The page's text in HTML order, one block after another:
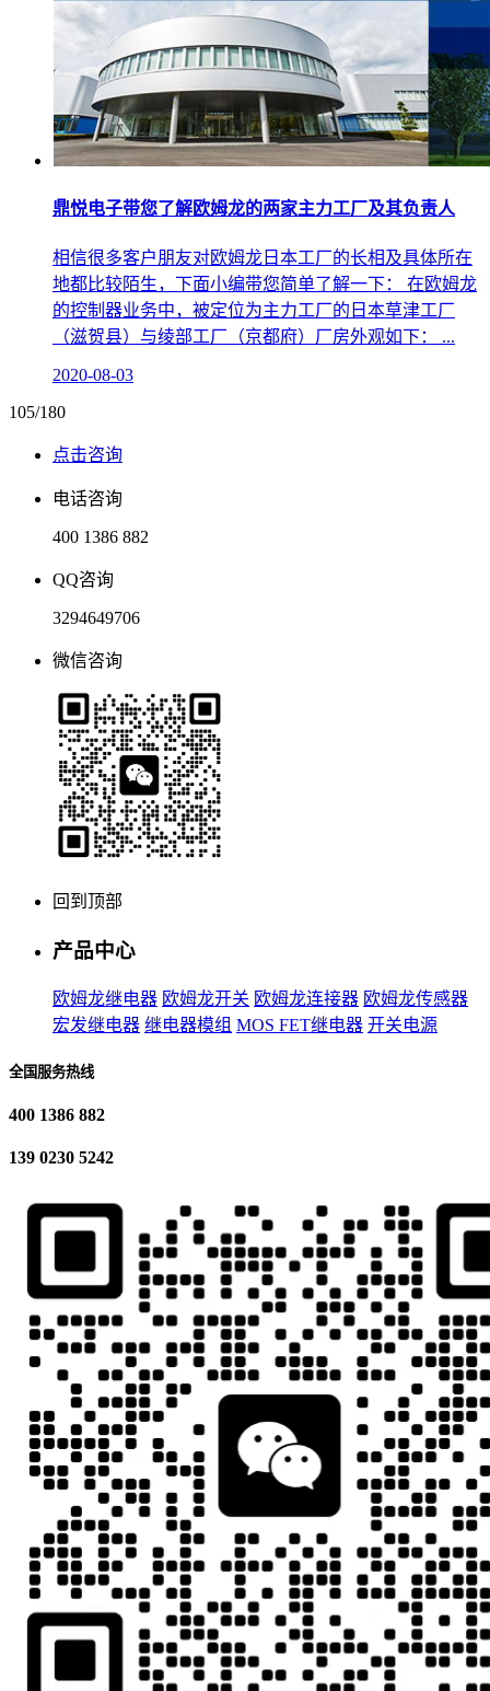
鼎悦电子带您了解欧姆龙的两家主力工厂及其负责人
相信很多客户朋友对欧姆龙日本工厂的长相及具体所在
地都比较陌生，下面小编带您简单了解一下： 在欧姆龙
的控制器业务中，被定位为主力工厂的日本草津工厂
（滋贺县）与绫部工厂（京都府）厂房外观如下： ...
2020-08-03
105/180
点击咨询
电话咨询
400 1386 882
QQ咨询
3294649706
微信咨询
回到顶部
产品中心
欧姆龙继电器 欧姆龙开关 欧姆龙连接器 欧姆龙传感器
宏发继电器 继电器模组 MOS FET继电器 开关电源
全国服务热线
400 1386 882
139 0230 5242